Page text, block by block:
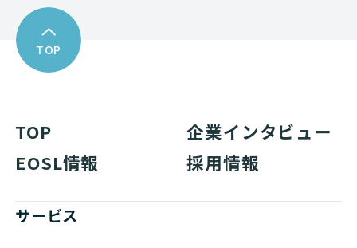
TOP
TOP
企業インタビュー
EOSL情報
採用情報
サービス